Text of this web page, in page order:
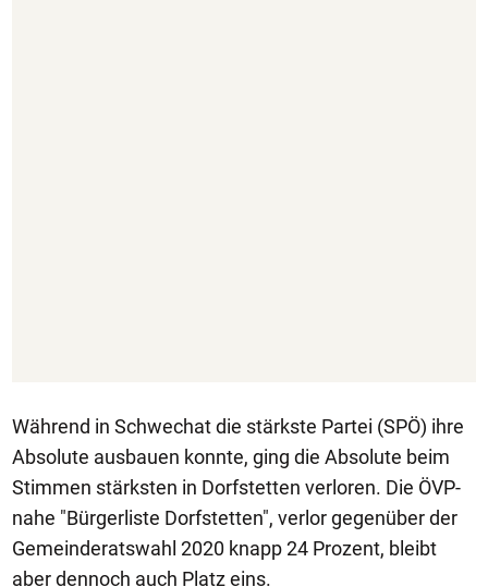
Während in Schwechat die stärkste Partei (SPÖ) ihre
Absolute ausbauen konnte, ging die Absolute beim
Stimmen stärksten in Dorfstetten verloren. Die ÖVP-
nahe "Bürgerliste Dorfstetten", verlor gegenüber der
Gemeinderatswahl 2020 knapp 24 Prozent, bleibt
aber dennoch auch Platz eins.